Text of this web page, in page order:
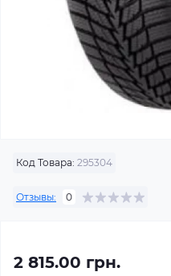
Код Товара: 295304
Отзывы: 0
2 815.00 грн.